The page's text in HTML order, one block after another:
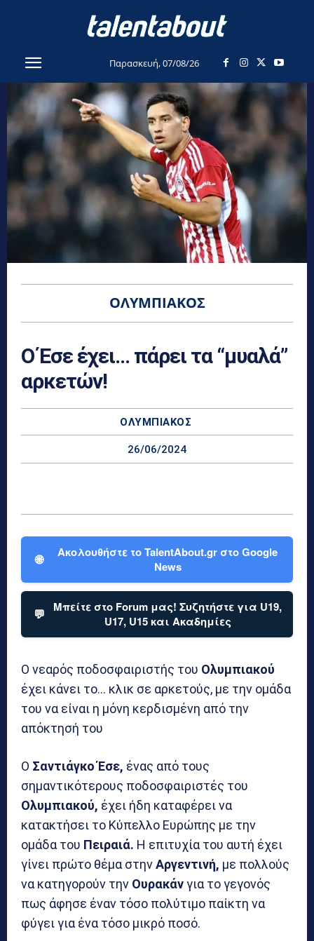
Παρασκευή, 07/08/26
ΟΛΥΜΠΙΑΚΌΣ
Ο Έσε έχει… πάρει τα “μυαλά”
αρκετών!
ΟΛΥΜΠΙΑΚΌΣ
26/06/2024
🌐
Ακολουθήστε το TalentAbout.gr στο Google
News
💬
Μπείτε στο Forum μας! Συζητήστε για U19,
U17, U15 και Ακαδημίες
Ο νεαρός ποδοσφαιριστής του Ολυμπιακού
έχει κάνει το… κλικ σε αρκετούς, με την ομάδα
του να είναι η μόνη κερδισμένη από την
απόκτησή του
Ο Σαντιάγκο Έσε, ένας από τους
σημαντικότερους ποδοσφαιριστές του
Ολυμπιακού, έχει ήδη καταφέρει να
κατακτήσει το Κύπελλο Ευρώπης με την
ομάδα του Πειραιά. Η επιτυχία του αυτή έχει
γίνει πρώτο θέμα στηνΑργεντινή, με πολλούς
να κατηγορούν την Ουρακάνγια το γεγονός
πως άφησε έναν τόσο πολύτιμο παίκτη να
φύγει για ένα τόσο μικρό ποσό.